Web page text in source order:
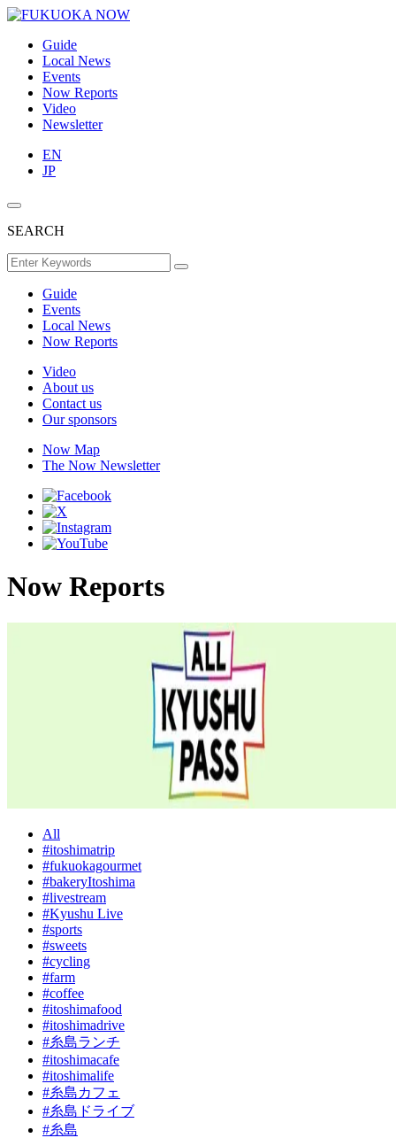
Guide
Local News
Events
Now Reports
Video
Newsletter
EN
JP
SEARCH
Guide
Events
Local News
Now Reports
Video
About us
Contact us
Our sponsors
Now Map
The Now Newsletter
Now Reports
All
#itoshimatrip
#fukuokagourmet
#bakeryItoshima
#livestream
#Kyushu Live
#sports
#sweets
#cycling
#farm
#coffee
#itoshimafood
#itoshimadrive
#糸島ランチ
#itoshimacafe
#itoshimalife
#糸島カフェ
#糸島ドライブ
#糸島